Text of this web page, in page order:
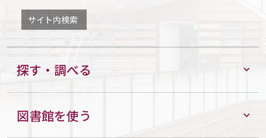
サイト内検索
探す・調べる
図書館を使う